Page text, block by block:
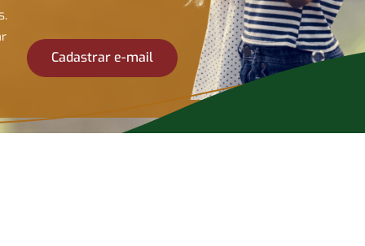
Cadastrar e-mail